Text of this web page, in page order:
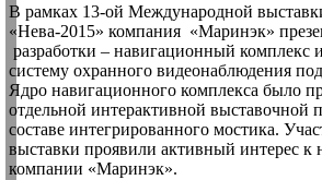
В рамках 13-ой Международной
«Нева-2015» компания «Маринэк»
разработки – навигационный комплекс
систему охранного видеонаблюдения
Ядро навигационного комплекса было
отдельной интерактивной выставочной
составе интегрированного мостика.
выставки проявили активный интерес к
компании «Маринэк».